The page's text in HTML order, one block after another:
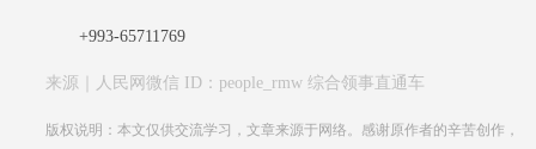
+993-65711769
来源｜ 人民网微信 ID：people_rmw 综合领事直通车
版权说明：本文仅供交流学习，文章来源于网络。感谢原作者的辛苦创作，